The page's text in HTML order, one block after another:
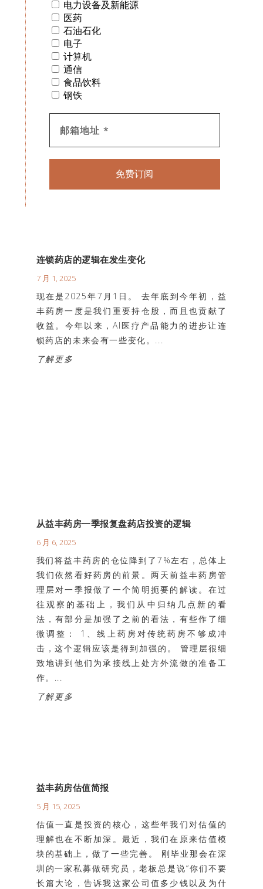
电力设备及新能源
医药
石油石化
电子
计算机
通信
食品饮料
钢铁
连锁药店的逻辑在发生变化
7 月 1, 2025
现在是2025年7月1日。 去年底到今年初，益
丰药房一度是我们重要持仓股，而且也贡献了
收益。今年以来，AI医疗产品能力的进步让连
锁药店的未来会有一些变化。...
了解更多
从益丰药房一季报复盘药店投资的逻辑
6 月 6, 2025
我们将益丰药房的仓位降到了7%左右，总体上
我们依然看好药房的前景。两天前益丰药房管
理层对一季报做了一个简明扼要的解读。在过
往观察的基础上，我们从中归纳几点新的看
法，有部分是加强了之前的看法，有些作了细
微调整： 1、线上药房对传统药房不够成冲
击，这个逻辑应该是得到加强的。 管理层很细
致地讲到他们为承接线上处方外流做的准备工
作。...
了解更多
益丰药房估值简报
5 月 15, 2025
估值一直是投资的核心，这些年我们对估值的
理解也在不断加深。最近，我们在原来估值模
块的基础上，做了一些完善。 刚毕业那会在深
圳的一家私募做研究员，老板总是说“你们不要
长篇大论，告诉我这家公司值多少钱以及为什